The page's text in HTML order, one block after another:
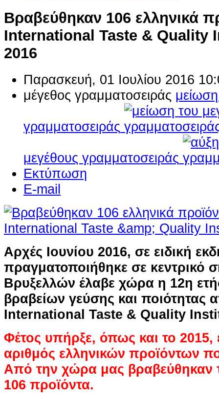
Βραβεύθηκαν 106 ελληνικά
International Taste & Quality
2016
Παρασκευή, 01 Ιουλίου 2016
μέγεθος γραμματοσειράς
γραμματοσειράς
μεγέθους γραμματοσειράς
Εκτύπωση
E-mail
Αρχές Ιουνίου 2016, σε ειδική
πραγματοποιήθηκε σε κεντρικό
Βρυξελλών έλαβε χώρα η 12η
βραβείων γεύσης και ποιότητας
International Taste & Quality
Φέτος υπήρξε, όπως και το 2015,
αριθμός ελληνικών προϊόντων
Από την χώρα μας βραβεύθηκαν
106 προϊόντα.